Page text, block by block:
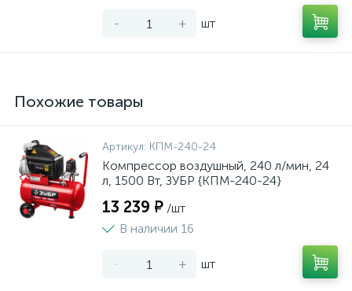
- + шт
Похожие товары
Артикул: КПМ-240-24
Компрессор воздушный, 240 л/мин, 24
л, 1500 Вт, ЗУБР {КПМ-240-24}
13 239 ₽ /шт
В наличии 16
- + шт